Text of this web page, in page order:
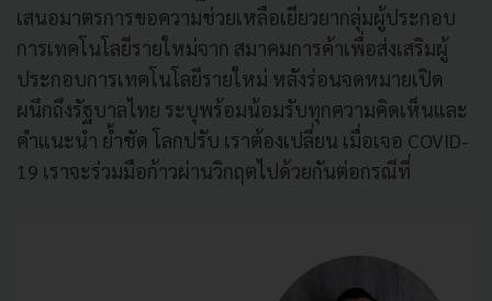
เสนอมาตรการขอความช่วยเหลือเยียวยากลุ่มผู้ประกอบ
การเทคโนโลยีรายใหม่จาก สมาคมการค้าเพื่อส่งเสริมผู้
ประกอบการเทคโนโลยีรายใหม่ หลังร่อนจดหมายเปิด
ผนึกถึงรัฐบาลไทย ระบุพร้อมน้อมรับทุกความคิดเห็นและ
คำแนะนำ ย้ำชัด โลกปรับ เราต้องเปลี่ยน เมื่อเจอ COVID-
19 เราจะร่วมมือก้าวผ่านวิกฤตไปด้วยกันต่อกรณีที่